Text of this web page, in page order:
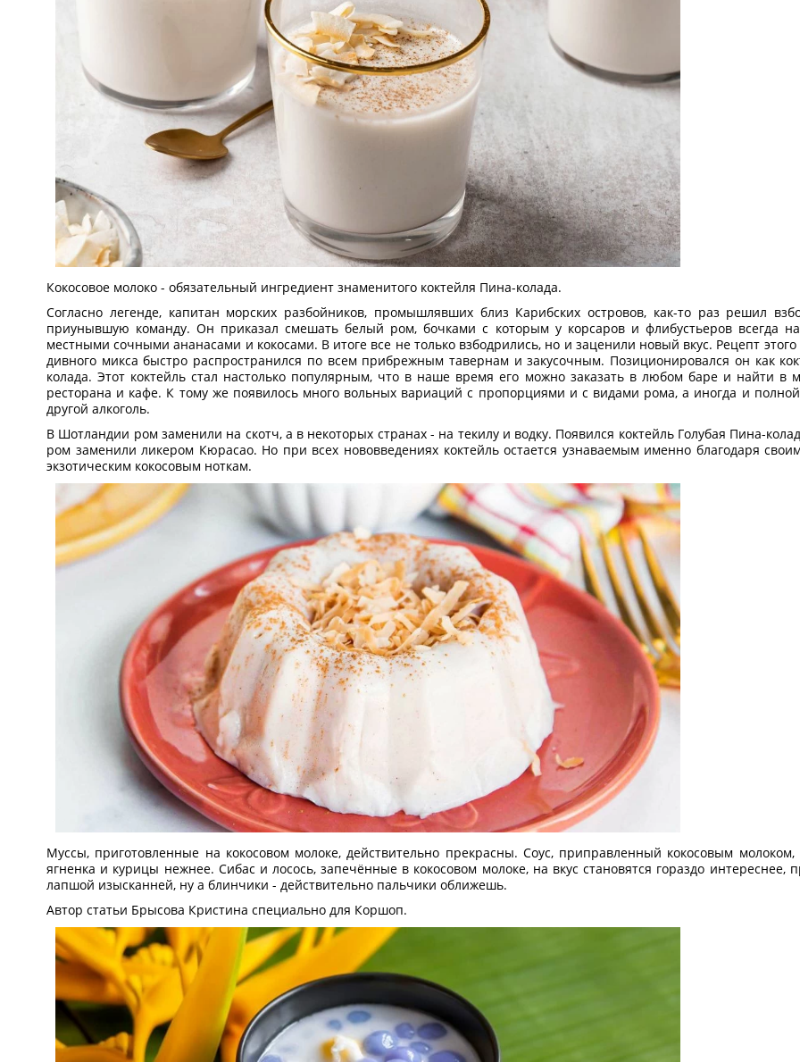
Кокосовое молоко - обязательный ингредиент знаменитого коктейля Пина-колада.
Согласно легенде, капитан морских разбойников, промышлявших близ Карибских островов, как-то раз решил
приунывшую команду. Он приказал смешать белый ром, бочками с которым у корсаров и флибустьеров всегда
местными сочными ананасами и кокосами. В итоге все не только взбодрились, но и заценили новый вкус. Рецепт этого
дивного микса быстро распространился по всем прибрежным тавернам и закусочным. Позиционировался он как
колада. Этот коктейль стал настолько популярным, что в наше время его можно заказать в любом баре и найти в
ресторана и кафе. К тому же появилось много вольных вариаций с пропорциями и с видами рома, а иногда и
другой алкоголь.
В Шотландии ром заменили на скотч, а в некоторых странах - на текилу и водку. Появился коктейль Голубая Пина-
ром заменили ликером Кюрасао. Но при всех нововведениях коктейль остается узнаваемым именно благодаря
экзотическим кокосовым ноткам.
Муссы, приготовленные на кокосовом молоке, действительно прекрасны. Соус, приправленный кокосовым молоком,
ягненка и курицы нежнее. Сибас и лосось, запечённые в кокосовом молоке, на вкус становятся гораздо интереснее,
лапшой изысканней, ну а блинчики - действительно пальчики оближешь.
Автор статьи Брысова Кристина специально для Коршоп.